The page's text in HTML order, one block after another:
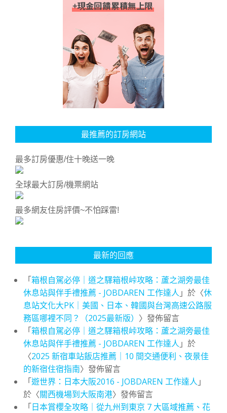
最推薦的訂房網站
最多訂房優惠/住十晚送一晚
全球最大訂房/機票網站
最多網友住房評價~不怕踩雷!
最新的回應
「箱根自駕必停｜道之驛箱根峠攻略：蘆之湖旁最佳
休息站與伴手禮推薦 - JOBDAREN 工作達人 」於〈休
息站文化大PK｜美國、日本、韓國與台灣高速公路服
務區哪裡不同？（2025最新版） 〉發佈留言
「箱根自駕必停｜道之驛箱根峠攻略：蘆之湖旁最佳
休息站與伴手禮推薦 - JOBDAREN 工作達人 」於
〈2025 新宿車站飯店推薦｜10 間交通便利、夜景佳
的新宿住宿指南〉發佈留言
「遊世界：日本大阪2016 - JOBDAREN 工作達人 」
於〈關西機場到大阪南港〉發佈留言
「日本賞櫻全攻略｜從九州到東京 7 大區域推薦、花